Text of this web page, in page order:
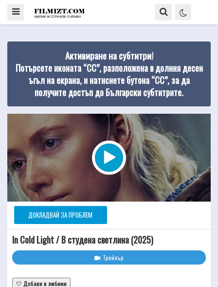
Активиране на субтитри!
Потърсете иконата “CC”, разположена в долния десен
ъгъл на екрана, и натиснете бутона “CC”, за да
получите достъп до Български субтитрите.
ДОКЛАДВАЙ ЗА ПРОБЛЕМ
In Cold Light / В студена светлина (2025)
Трейлър
🤍 Добави в любими